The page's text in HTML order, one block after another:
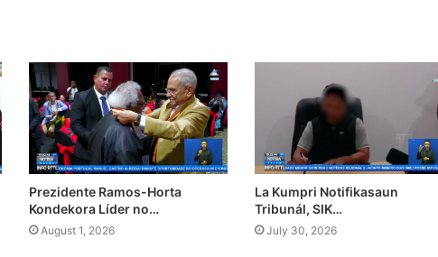
Prezidente Ramos-Horta
Kondekora Líder no…
August 1, 2026
La Kumpri Notifikasaun
Tribunál, SIK…
July 30, 2026